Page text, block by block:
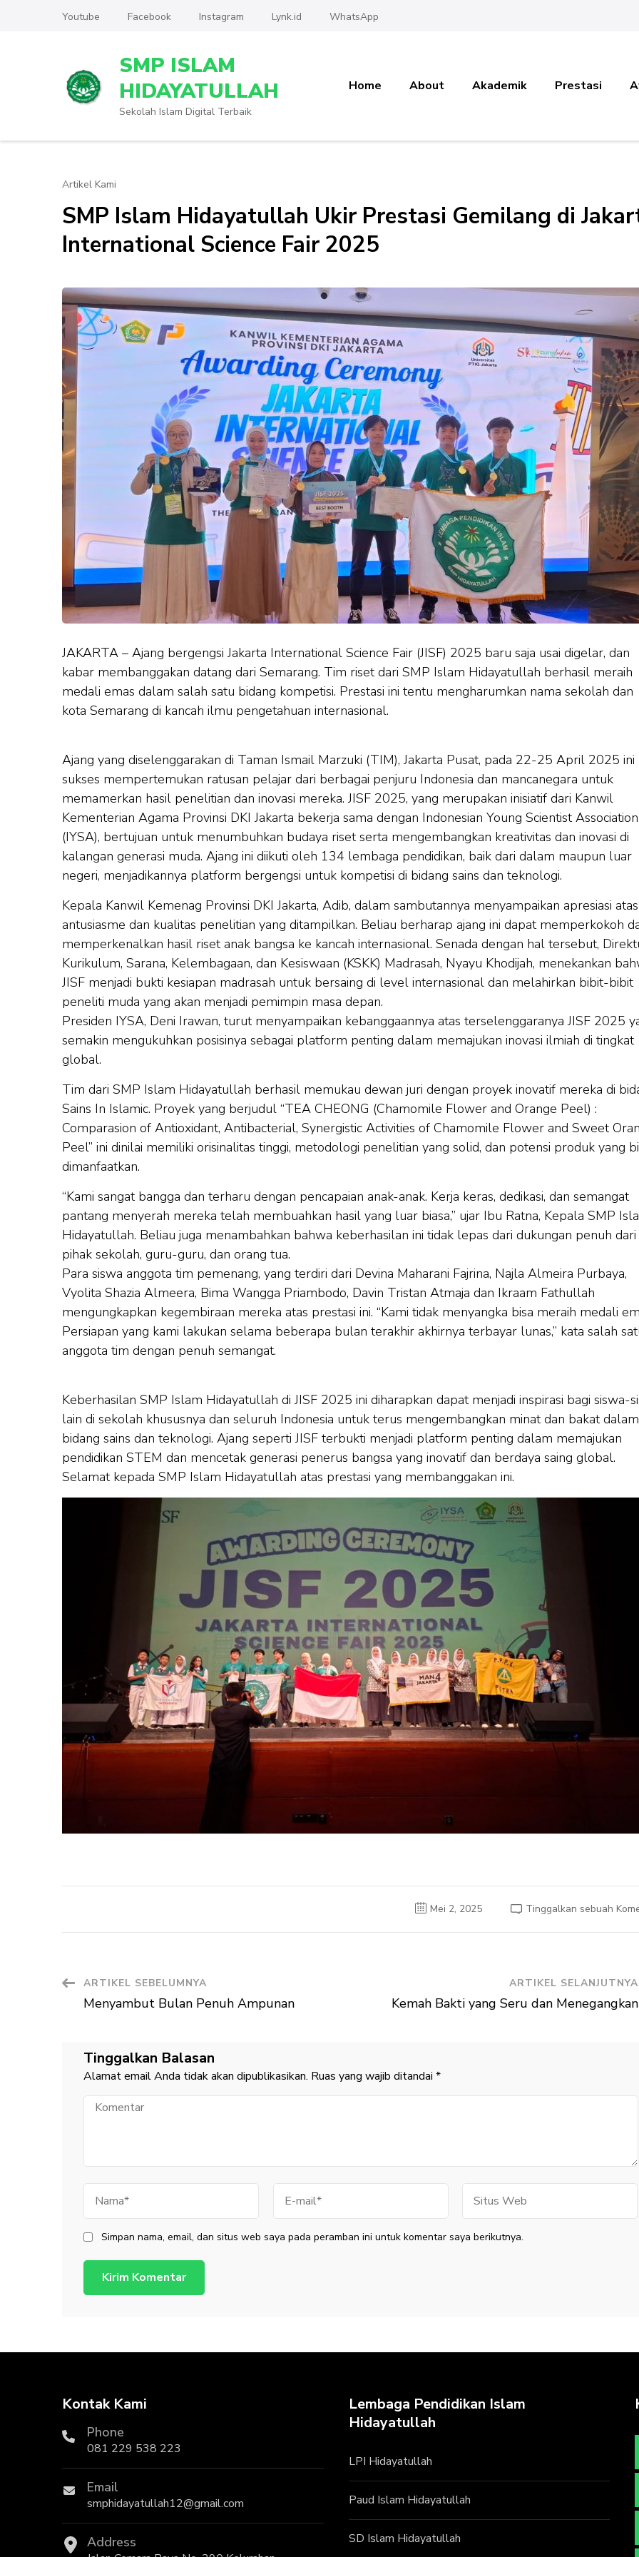
Youtube Facebook Instagram Lynk.id WhatsApp
SMP ISLAM
HIDAYATULLAH
Sekolah Islam Digital Terbaik
Home About Akademik Prestasi
Artikel Kami
SMP Islam Hidayatullah Ukir Prestasi Gemilang di
International Science Fair 2025
JAKARTA – Ajang bergengsi Jakarta International Science Fair (JISF) 2025 baru saja usai digelar, dan
kabar membanggakan datang dari Semarang. Tim riset dari SMP Islam Hidayatullah berhasil meraih
medali emas dalam salah satu bidang kompetisi. Prestasi ini tentu mengharumkan nama sekolah dan
kota Semarang di kancah ilmu pengetahuan internasional.
Ajang yang diselenggarakan di Taman Ismail Marzuki (TIM), Jakarta Pusat, pada 22-25 April 2025 ini
sukses mempertemukan ratusan pelajar dari berbagai penjuru Indonesia dan mancanegara untuk
memamerkan hasil penelitian dan inovasi mereka. JISF 2025, yang merupakan inisiatif dari Kanwil
Kementerian Agama Provinsi DKI Jakarta bekerja sama dengan Indonesian Young Scientist Association
(IYSA), bertujuan untuk menumbuhkan budaya riset serta mengembangkan kreativitas dan inovasi di
kalangan generasi muda. Ajang ini diikuti oleh 134 lembaga pendidikan, baik dari dalam maupun luar
negeri, menjadikannya platform bergengsi untuk kompetisi di bidang sains dan teknologi.
Kepala Kanwil Kemenag Provinsi DKI Jakarta, Adib, dalam sambutannya menyampaikan apresiasi atas
antusiasme dan kualitas penelitian yang ditampilkan. Beliau berharap ajang ini dapat memperkokoh
memperkenalkan hasil riset anak bangsa ke kancah internasional. Senada dengan hal tersebut,
Kurikulum, Sarana, Kelembagaan, dan Kesiswaan (KSKK) Madrasah, Nyayu Khodijah, menekankan
JISF menjadi bukti kesiapan madrasah untuk bersaing di level internasional dan melahirkan bibit-bibit
peneliti muda yang akan menjadi pemimpin masa depan.
Presiden IYSA, Deni Irawan, turut menyampaikan kebanggaannya atas terselenggaranya JISF 2025
semakin mengukuhkan posisinya sebagai platform penting dalam memajukan inovasi ilmiah di tingkat
global.
Tim dari SMP Islam Hidayatullah berhasil memukau dewan juri dengan proyek inovatif mereka di
Sains In Islamic. Proyek yang berjudul “TEA CHEONG (Chamomile Flower and Orange Peel) :
Comparasion of Antioxidant, Antibacterial, Synergistic Activities of Chamomile Flower and Sweet
Peel” ini dinilai memiliki orisinalitas tinggi, metodologi penelitian yang solid, dan potensi produk yang
dimanfaatkan.
“Kami sangat bangga dan terharu dengan pencapaian anak-anak. Kerja keras, dedikasi, dan semangat
pantang menyerah mereka telah membuahkan hasil yang luar biasa,” ujar Ibu Ratna, Kepala SMP
Hidayatullah. Beliau juga menambahkan bahwa keberhasilan ini tidak lepas dari dukungan penuh dari
pihak sekolah, guru-guru, dan orang tua.
Para siswa anggota tim pemenang, yang terdiri dari Devina Maharani Fajrina, Najla Almeira Purbaya,
Vyolita Shazia Almeera, Bima Wangga Priambodo, Davin Tristan Atmaja dan Ikraam Fathullah
mengungkapkan kegembiraan mereka atas prestasi ini. “Kami tidak menyangka bisa meraih medali
Persiapan yang kami lakukan selama beberapa bulan terakhir akhirnya terbayar lunas,” kata salah
anggota tim dengan penuh semangat.
Keberhasilan SMP Islam Hidayatullah di JISF 2025 ini diharapkan dapat menjadi inspirasi bagi siswa-
lain di sekolah khususnya dan seluruh Indonesia untuk terus mengembangkan minat dan bakat dalam
bidang sains dan teknologi. Ajang seperti JISF terbukti menjadi platform penting dalam memajukan
pendidikan STEM dan mencetak generasi penerus bangsa yang inovatif dan berdaya saing global.
Selamat kepada SMP Islam Hidayatullah atas prestasi yang membanggakan ini.
Mei 2, 2025 Tinggalkan sebuah
Navigasi
Artikel
ARTIKEL SEBELUMNYA
Menyambut Bulan Penuh Ampunan
ARTIKEL SELANJUTNYA
Kemah Bakti yang Seru dan Menegangkan
Tinggalkan Balasan
Alamat email Anda tidak akan dipublikasikan. Ruas yang wajib ditandai *
Komentar
mail
Web
Simpan nama, email, dan situs web saya pada peramban ini untuk komentar saya berikutnya.
Kontak Kami
Phone
081 229 538 223
Email
smphidayatullah12@gmail.com
Address
Lembaga Pendidikan Islam
Hidayatullah
LPI Hidayatullah
Paud Islam Hidayatullah
SD Islam Hidayatullah